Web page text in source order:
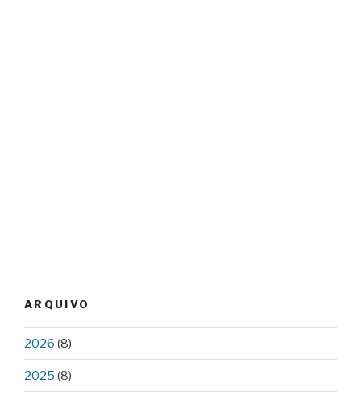
ARQUIVO
2026 (8)
2025 (8)